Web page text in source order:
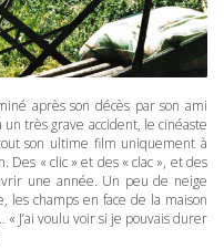
après son décès par son ami
très grave accident, le cinéaste
son ultime film uniquement à
Des « clic » et des « clac », et des
une année. Un peu de neige
les champs en face de la maison
J’ai voulu voir si je pouvais durer